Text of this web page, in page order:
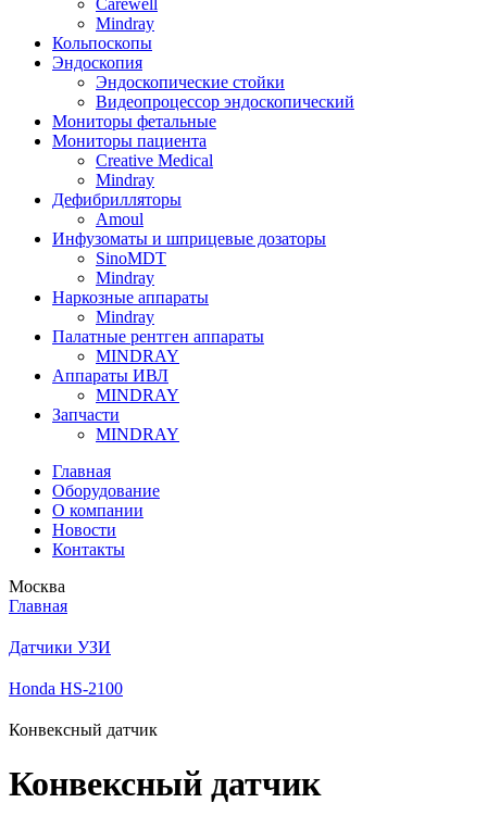
Carewell
Mindray
Кольпоскопы
Эндоскопия
Эндоскопические стойки
Видеопроцессор эндоскопический
Мониторы фетальные
Мониторы пациента
Creative Medical
Mindray
Дефибрилляторы
Amoul
Инфузоматы и шприцевые дозаторы
SinoMDT
Mindray
Наркозные аппараты
Mindray
Палатные рентген аппараты
MINDRAY
Аппараты ИВЛ
MINDRAY
Запчасти
MINDRAY
Главная
Оборудование
О компании
Новости
Контакты
Москва
Главная
Датчики УЗИ
Honda HS-2100
Конвексный датчик
Конвексный датчик